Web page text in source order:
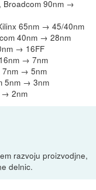
Broadcom 90nm →
65nm → 45/40nm
40nm → 28nm
→ 16FF
→ 7nm
7nm → 5nm
5nm → 3nm
→ 2nm
razvoju proizvodjne,
delnic.